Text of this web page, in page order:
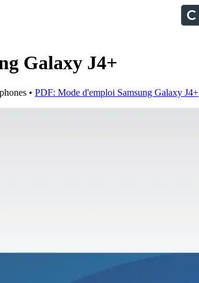
Galaxy J4+
• PDF: Mode d'emploi Samsung Galaxy J4+